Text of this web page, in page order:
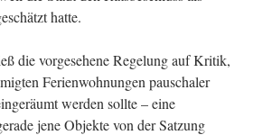
hatte.
die vorgesehene Regelung auf Kritik,
Ferienwohnungen pauschaler
werden sollte – eine
jene Objekte von der Satzung